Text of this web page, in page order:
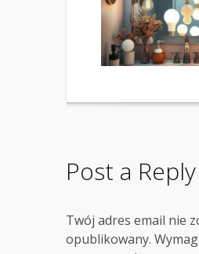
Post a Reply
Twój adres email nie
opublikowany.